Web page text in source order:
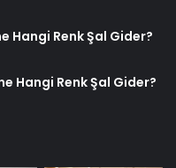
Hangi Renk Şal Gider?
Hangi Renk Şal Gider?